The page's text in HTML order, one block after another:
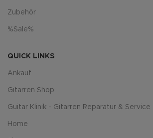
Zubehör
%Sale%
QUICK LINKS
Ankauf
Gitarren Shop
Guitar Klinik - Gitarren Reparatur & Service
Home